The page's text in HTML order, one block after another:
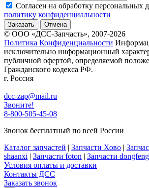
Согласен на обработку
политику конфиденциальности
Заказать Отмена
© ООО «ДСС-Запчасть», 2007-2026
Политика Конфиденциальности
исключительно информационный
публичной офертой, определяемой
Гражданского кодекса РФ.
г. Россия
dcc-zap@mail.ru
Звоните!
8-800-505-45-08
Звонок бесплатный по всей России
Каталог запчастей
Запчасти Хово
shaanxi
Запчасти foton Запчасти dongfeng
Условия оплаты и доставки
Контакты ДСС
Заказать звонок